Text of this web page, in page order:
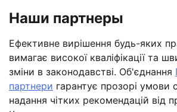
Наши партнеры
Ефективне вирішення будь-яких
вимагає високої кваліфікації та
зміни в законодавстві. Об'єднання
партнери гарантує прозорі умови
надання чітких рекомендацій від